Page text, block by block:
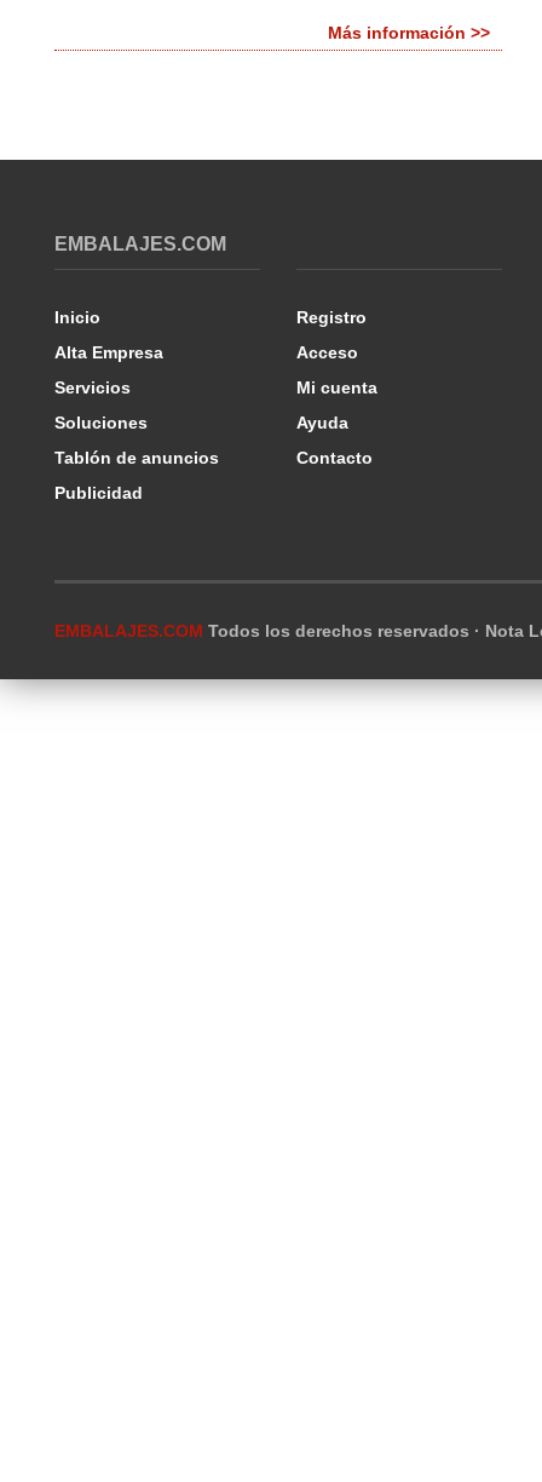
Más información >>
EMBALAJES.COM
Inicio
Alta Empresa
Servicios
Soluciones
Tablón de anuncios
Publicidad
Registro
Acceso
Mi cuenta
Ayuda
Contacto
EMBALAJES.COM Todos los derechos reservados · Nota